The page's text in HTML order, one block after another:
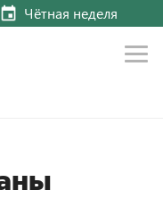
Чётная неделя